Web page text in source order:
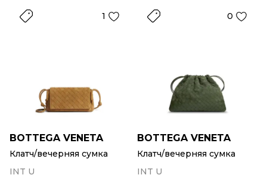
1
BOTTEGA VENETA
Клатч/вечерняя сумка
INT U
0
BOTTEGA VENETA
Клатч/вечерняя сумка
INT U